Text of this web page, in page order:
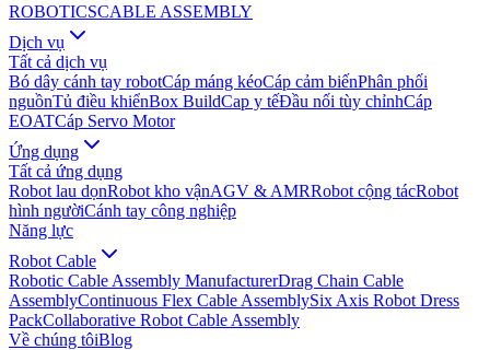
ROBOTICSCABLE ASSEMBLY
Dịch vụ
Tất cả dịch vụ
Bó dây cánh tay robotCáp máng kéoCáp cảm biếnPhân phối
nguồnTủ điều khiểnBox BuildCap y tếĐầu nối tùy chỉnhCáp
EOATCáp Servo Motor
Ứng dụng
Tất cả ứng dụng
Robot lau dọnRobot kho vậnAGV & AMRRobot cộng tácRobot
hình ngườiCánh tay công nghiệp
Năng lực
Robot Cable
Robotic Cable Assembly ManufacturerDrag Chain Cable
AssemblyContinuous Flex Cable AssemblySix Axis Robot Dress
PackCollaborative Robot Cable Assembly
Về chúng tôiBlog